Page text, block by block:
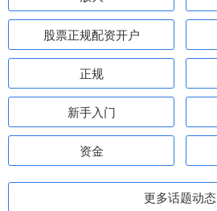
股票正规配资开户
正规
新手入门
资金
更多话题动态